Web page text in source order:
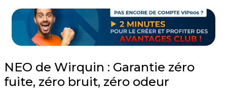
NEO de Wirquin : Garantie zéro
fuite, zéro bruit, zéro odeur